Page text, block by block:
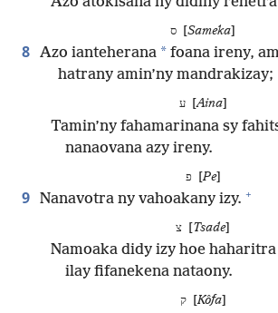
Sameka
8 Azo ianteherana * foana ireny,
hatrany amin’ny mandrakizay;
ע [Aina]
Tamin’ny fahamarinana sy
nanaovana azy ireny.
פ [Pe]
9 Nanavotra ny vahoakany izy. +
Tsade]
Namoaka didy izy hoe
ilay fifanekena nataony.
ק [Kôfa]